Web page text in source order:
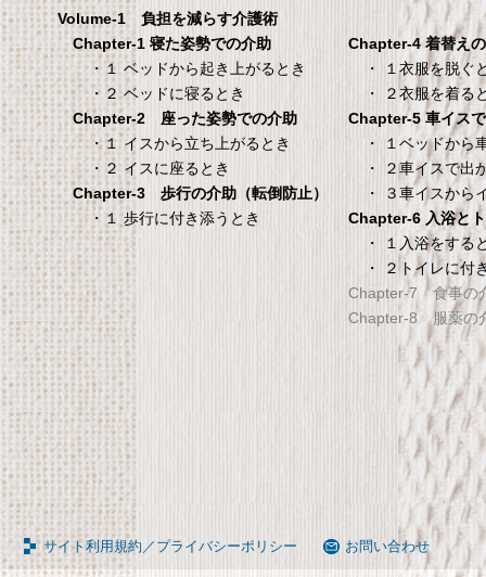
メーカー直販 ベッド用ボックス
シーツ 防水シーツ 【介護シーツ･
ベッド用防水シーツ】シングル
100×200×30cm クリーム
Volume-1 負担を減らす介護術
Chapter-1 寝た姿勢での介助
・１ ベッドから起き上がるとき
・２ ベッドに寝るとき
Chapter-2 座った姿勢での介助
・１ イスから立ち上がるとき
・２ イスに座るとき
Chapter-3 歩行の介助（転倒防止）
・１ 歩行に付き添うとき
Chapter-4 着替え
・ １衣服を脱ぐ
・ ２衣服を着る
Chapter-5 車イス
・ １ベッドから
・ ２車イスで出
・ ３車イスから
Chapter-6 入浴と
・ １入浴をする
・ ２トイレに付
Chapter-7 食事の
Chapter-8 服薬の
サイト利用規約／プライバシーポリシー お問い合わせ